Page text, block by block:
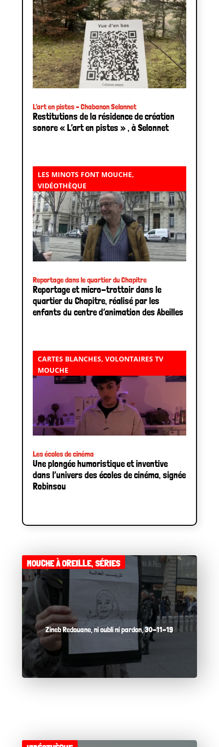
L’art en pistes – Chabanon Selonnet
Restitutions de la résidence de création
sonore « L’art en pistes » , à Selonnet
Reportage dans le quartier du Chapitre
LES MINOTS FONT MOUCHE,
VIDÉOTHÈQUE
Reportage et micro-trottoir dans le
quartier du Chapitre, réalisé par les
enfants du centre d’animation des Abeilles
Les écoles de cinéma
CARTES BLANCHES, VOLONTAIRES TV
MOUCHE
Une plongée humoristique et inventive
dans l’univers des écoles de cinéma, signée
Robinsou
Zineb Redouane, ni oubli ni pardon, 30-11-19
MOUCHE À OREILLE,SÉRIES